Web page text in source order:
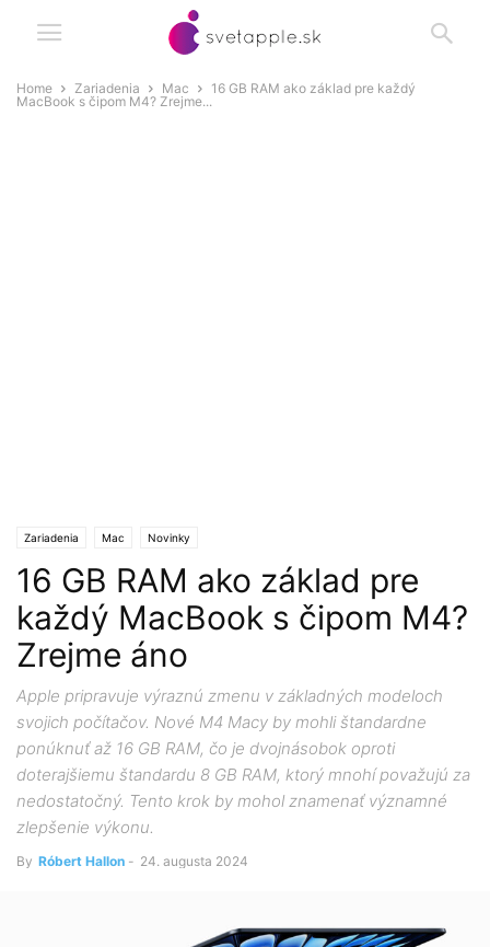
Home Zariadenia Mac
16 GB RAM ako základ pre každý
MacBook s čipom M4? Zrejme...
Zariadenia Mac Novinky
16 GB RAM ako základ pre
každý MacBook s čipom M4?
Zrejme áno
Apple pripravuje výraznú zmenu v základných modeloch
svojich počítačov. Nové M4 Macy by mohli štandardne
ponúknuť až 16 GB RAM, čo je dvojnásobok oproti
doterajšiemu štandardu 8 GB RAM, ktorý mnohí považujú za
nedostatočný. Tento krok by mohol znamenať významné
zlepšenie výkonu.
By Róbert Hallon - 24. augusta 2024